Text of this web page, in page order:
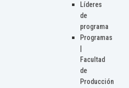
Líderes
de
programa
Programas
Facultad
de
Producción